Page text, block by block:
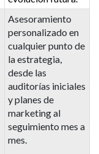
Asesoramiento
personalizado en
cualquier punto de
la estrategia,
desde las
auditorías iniciales
y planes de
marketing al
seguimiento mes a
mes.